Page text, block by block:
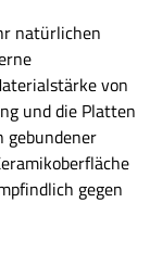
natürlichen
von
und die Platten
gebundener
gegen